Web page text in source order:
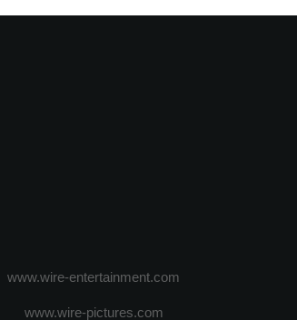
www.wire-entertainment.com
www.wire-pictures.com